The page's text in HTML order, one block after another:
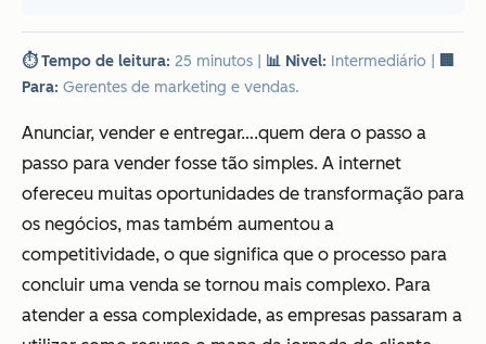
⏱️ Tempo de leitura: 25 minutos 📊 Nivel: Intermediário
🏢
Para: Gerentes de marketing e vendas.
Anunciar, vender e entregar….quem dera o passo a
passo para vender fosse tão simples. A internet
ofereceu muitas oportunidades de transformação para
os negócios, mas também aumentou a
competitividade, o que significa que o processo para
concluir uma venda se tornou mais complexo. Para
atender a essa complexidade, as empresas passaram a